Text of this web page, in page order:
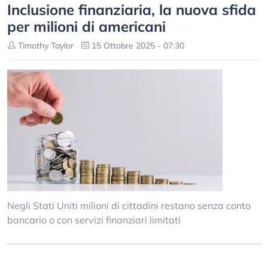
Inclusione finanziaria, la nuova sfida
per milioni di americani
Timothy Taylor 15 Ottobre 2025 - 07:30
Negli Stati Uniti milioni di cittadini restano senza conto
bancario o con servizi finanziari limitati